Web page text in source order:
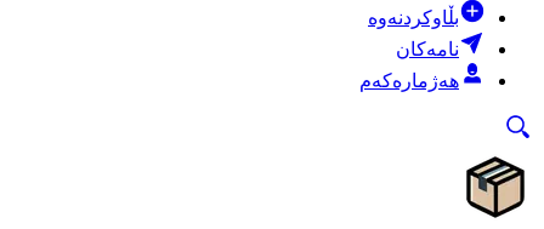
بڵاوکردنەوە
نامەکان
هەژمارەکەم